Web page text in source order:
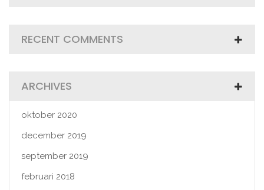
RECENT COMMENTS
ARCHIVES
oktober 2020
december 2019
september 2019
februari 2018